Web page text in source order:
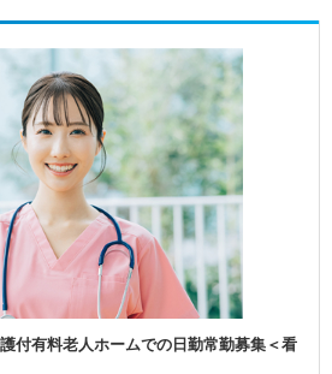
付有料老人ホームでの日勤常勤募集＜看